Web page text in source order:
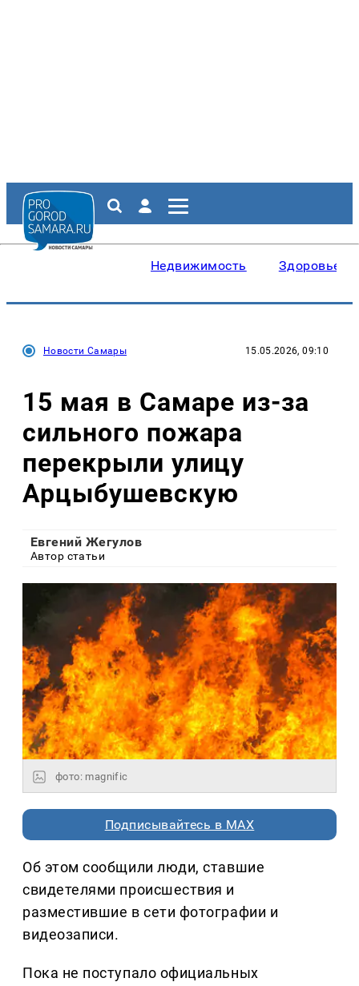
Недвижимость Здоровье
Новости Самары 15.05.2026, 09:10
15 мая в Самаре из-за
сильного пожара
перекрыли улицу
Арцыбушевскую
Евгений Жегулов
Автор статьи
фото: magnific
Подписывайтесь в MAX
Об этом сообщили люди, ставшие
свидетелями происшествия и
разместившие в сети фотографии и
видеозаписи.
Пока не поступало официальных